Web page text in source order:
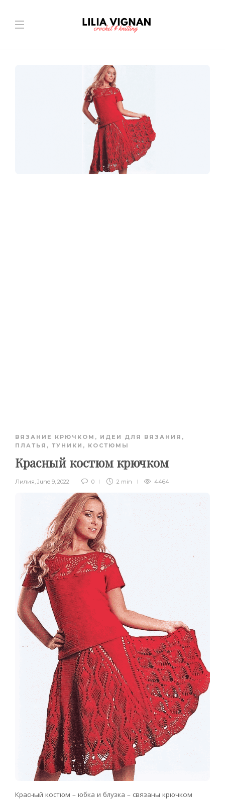
ВЯЗАНИЕ КРЮЧКОМ , ИДЕИ ДЛЯ ВЯЗАНИЯ ,
ПЛАТЬЯ, ТУНИКИ, КОСТЮМЫ
Красный костюм крючком
Лилия, June 9, 2022 0 2 min 4464
Красный костюм – юбка и блузка – связаны крючком